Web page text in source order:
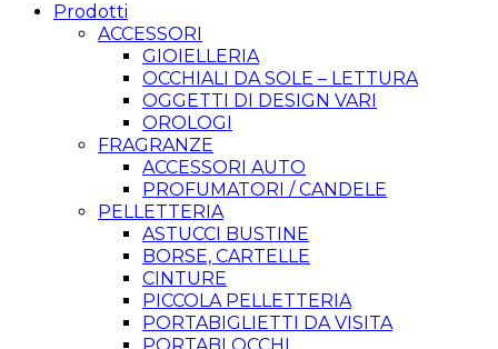
Prodotti
ACCESSORI
GIOIELLERIA
OCCHIALI DA SOLE – LETTURA
OGGETTI DI DESIGN VARI
OROLOGI
FRAGRANZE
ACCESSORI AUTO
PROFUMATORI / CANDELE
PELLETTERIA
ASTUCCI BUSTINE
BORSE, CARTELLE
CINTURE
PICCOLA PELLETTERIA
PORTABIGLIETTI DA VISITA